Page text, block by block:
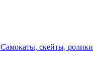
Самокаты, скейты, ролики